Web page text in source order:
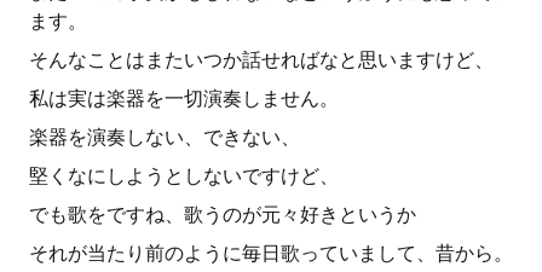
ます。
そんなことはまたいつか話せればなと思いますけど、
私は実は楽器を一切演奏しません。
楽器を演奏しない、できない、
堅くなにしようとしないですけど、
でも歌をですね、歌うのが元々好きというか
それが当たり前のように毎日歌っていまして、昔から。